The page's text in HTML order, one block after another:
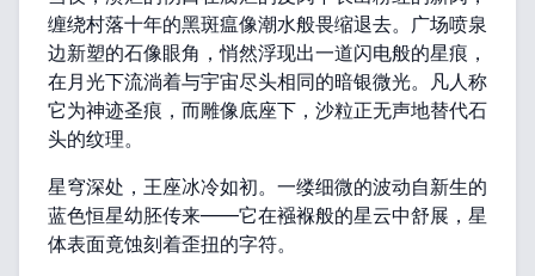
缠绕村落十年的黑斑瘟像潮水般畏缩退去。广场喷泉
边新塑的石像眼角，悄然浮现出一道闪电般的星痕，
在月光下流淌着与宇宙尽头相同的暗银微光。凡人称
它为神迹圣痕，而雕像底座下，沙粒正无声地替代石
头的纹理。
星穹深处，王座冰冷如初。一缕细微的波动自新生的
蓝色恒星幼胚传来——它在襁褓般的星云中舒展，星
体表面竟蚀刻着歪扭的字符。